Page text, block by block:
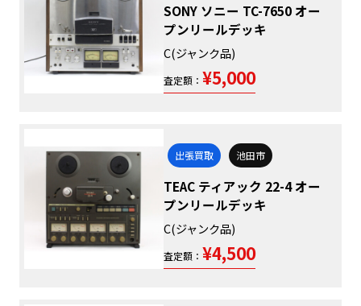
SONY ソニー TC-7650 オー
プンリールデッキ
C(ジャンク品)
査定額： ¥5,000
出張買取 池田市
TEAC ティアック 22-4 オー
プンリールデッキ
C(ジャンク品)
査定額： ¥4,500